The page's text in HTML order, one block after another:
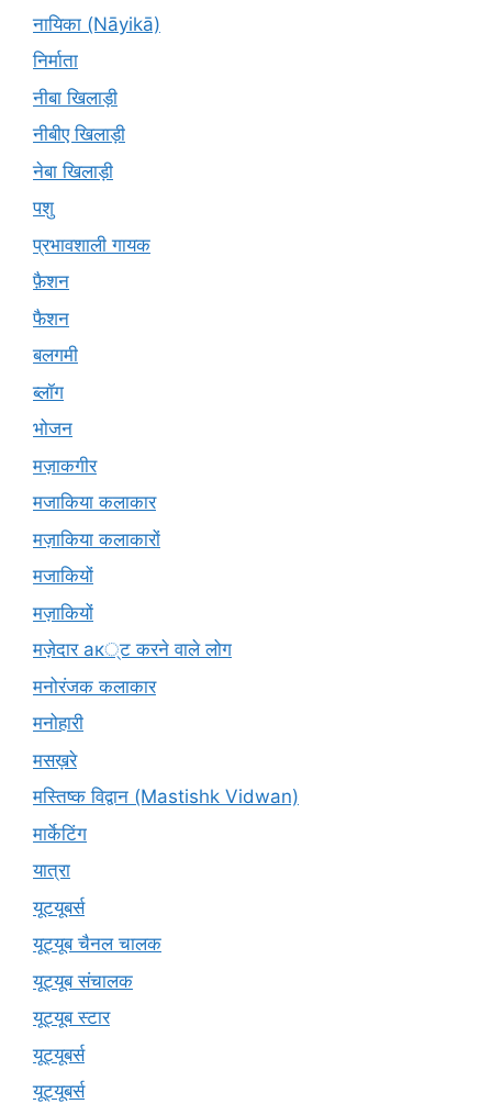
नायिका (Nāyikā)
निर्माता
नीबा खिलाड़ी
नीबीए खिलाड़ी
नेबा खिलाड़ी
पशु
प्रभावशाली गायक
फ़ैशन
फैशन
बलगमी
ब्लॉग
भोजन
मज़ाकगीर
मजाकिया कलाकार
मज़ाकिया कलाकारों
मजाकियों
मज़ाकियों
मज़ेदार ак्ट करने वाले लोग
मनोरंजक कलाकार
मनोहारी
मसख़रे
मस्तिष्क विद्वान (Mastishk Vidwan)
मार्केटिंग
यात्रा
यूटयूबर्स
यूट्यूब चैनल चालक
यूट्यूब संचालक
यूट्यूब स्टार
यूट्यूबर्स
यूट्‍यूबर्स